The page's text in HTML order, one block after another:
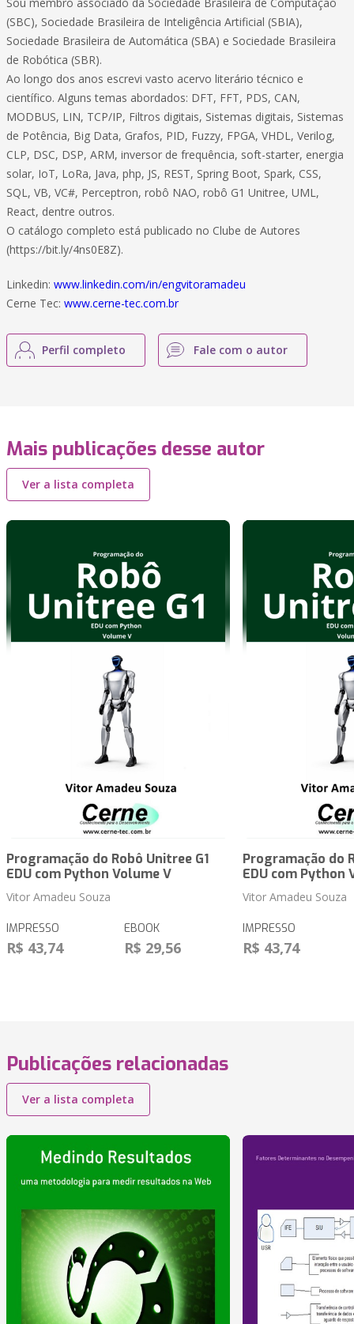
(SBC), Sociedade Brasileira de Inteligência Artificial (SBIA),
Sociedade Brasileira de Automática (SBA) e Sociedade Brasileira
de Robótica (SBR).
Ao longo dos anos escrevi vasto acervo literário técnico e
científico. Alguns temas abordados: DFT, FFT, PDS, CAN,
MODBUS, LIN, TCP/IP, Filtros digitais, Sistemas digitais, Sistemas
de Potência, Big Data, Grafos, PID, Fuzzy, FPGA, VHDL, Verilog,
CLP, DSC, DSP, ARM, inversor de frequência, soft-starter, energia
solar, IoT, LoRa, Java, php, JS, REST, Spring Boot, Spark, CSS,
SQL, VB, VC#, Perceptron, robô NAO, robô G1 Unitree, UML,
React, dentre outros.
O catálogo completo está publicado no Clube de Autores
(https://bit.ly/4ns0E8Z).
Linkedin: www.linkedin.com/in/engvitoramadeu
Cerne Tec: www.cerne-tec.com.br
Perfil completo Fale com o autor
Mais publicações desse autor
Ver a lista completa
Programação do Robô Unitree G1
EDU com Python Volume V
Vitor Amadeu Souza
IMPRESSO
R$ 43,74
EBOOK
R$ 29,56
Programação do
EDU com Python
Vitor Amadeu Souza
IMPRESSO
R$ 43,74
Publicações relacionadas
Ver a lista completa